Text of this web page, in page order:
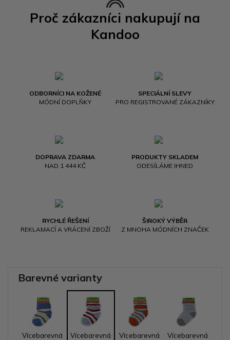
Proč zákazníci nakupují na
Kandoo
ODBORNÍCI NA KOŽENÉ
MÓDNÍ DOPLŇKY
SPECIÁLNÍ SLEVY
PRO REGISTROVANÉ ZÁKAZNÍKY
DOPRAVA ZDARMA
NAD 1 444 KČ
PRODUKTY SKLADEM
ODESÍLÁME IHNED
RYCHLÉ ŘEŠENÍ
REKLAMACÍ A VRÁCENÍ ZBOŽÍ
ŠIROKÝ VÝBĚR
Z MNOHA MÓDNÍCH ZNAČEK
Barevné varianty
Vícebarevná Vícebarevná Vícebarevná Vícebarevná